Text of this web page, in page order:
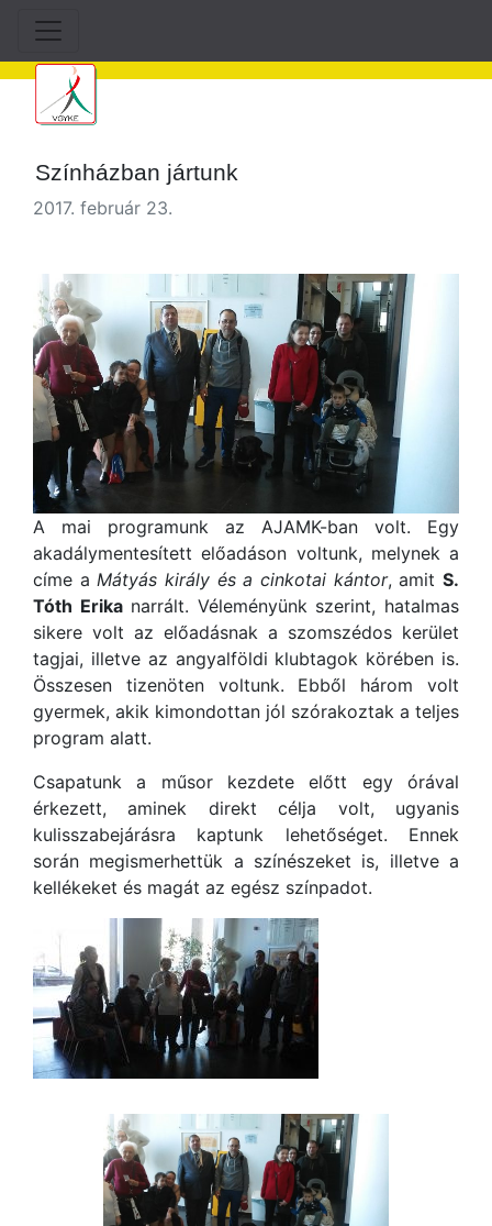
Színházban jártunk
2017. február 23.
A mai programunk az AJAMK-ban volt. Egy
akadálymentesített előadáson voltunk, melynek a
címe aMátyás király és a cinkotai kántor, amitS.
Tóth Erikanarrált. Véleményünk szerint, hatalmas
sikere volt az előadásnak a szomszédos kerület
tagjai, illetve az angyalföldi klubtagok körében is.
Összesen tizenöten voltunk. Ebből három volt
gyermek, akik kimondottan jól szórakoztak a teljes
program alatt.
Csapatunk a műsor kezdete előtt egy órával
érkezett, aminek direkt célja volt, ugyanis
kulisszabejárásra kaptunk lehetőséget. Ennek
során megismerhettük a színészeket is, illetve a
kellékeket és magát az egész színpadot.